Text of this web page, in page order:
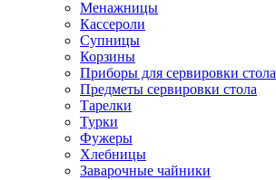
Менажницы
Кассероли
Супницы
Корзины
Приборы для сервировки стола
Предметы сервировки стола
Тарелки
Турки
Фужеры
Хлебницы
Заварочные чайники